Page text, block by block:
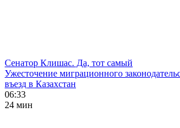
Сенатор Клишас. Да, тот самый
Ужесточение миграционного
въезд в Казахстан
06:33
24 мин